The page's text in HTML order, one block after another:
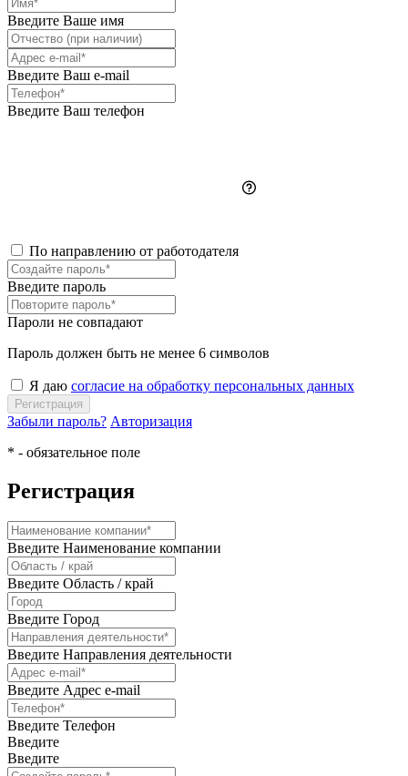
Введите Ваше имя
Введите Ваш e-mail
Введите Ваш телефон
По направлению от работодателя
Введите пароль
Пароли не совпадают
Пароль должен быть не менее 6 символов
Я даю согласие на обработку персональных данных
Регистрация
Забыли пароль? Авторизация
* - обязательное поле
Регистрация
Введите Наименование компании
Введите Область / край
Введите Город
Введите Направления деятельности
Введите Адрес e-mail
Введите Телефон
Введите
Введите